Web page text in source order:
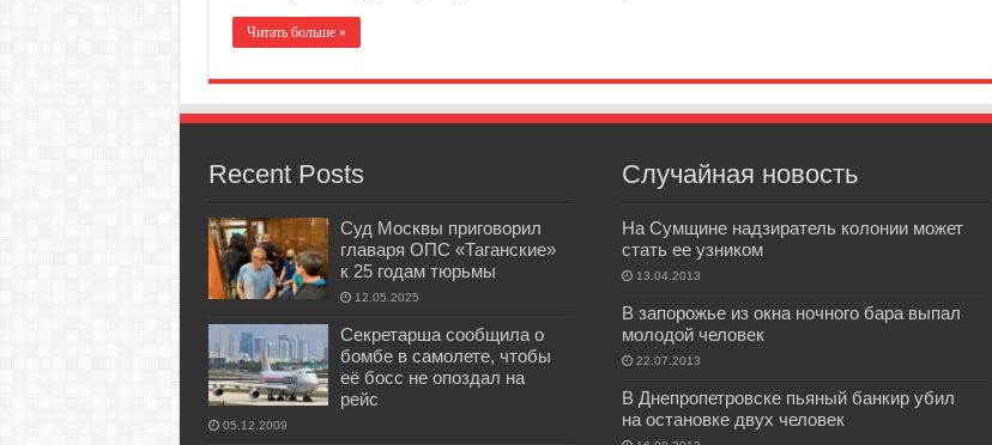
Читать больше »
Recent Posts
Суд Москвы приговорил
главаря ОПС «Таганские»
к 25 годам тюрьмы
12.05.2025
Секретарша сообщила о
бомбе в самолете, чтобы
её босс не опоздал на
рейс
05.12.2009
Случайная новость
На Сумщине надзиратель колонии может
стать ее узником
13.04.2013
В запорожье из окна ночного бара выпал
молодой человек
22.07.2013
В Днепропетровске пьяный банкир убил
на остановке двух человек